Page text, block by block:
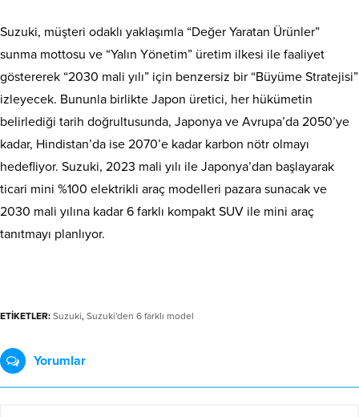
Suzuki, müşteri odaklı yaklaşımla “Değer Yaratan Ürünler”
sunma mottosu ve “Yalın Yönetim” üretim ilkesi ile faaliyet
göstererek “2030 mali yılı” için benzersiz bir “Büyüme Stratejisi”
izleyecek. Bununla birlikte Japon üretici, her hükümetin
belirlediği tarih doğrultusunda, Japonya ve Avrupa’da 2050’ye
kadar, Hindistan’da ise 2070’e kadar karbon nötr olmayı
hedefliyor. Suzuki, 2023 mali yılı ile Japonya’dan başlayarak
ticari mini %100 elektrikli araç modelleri pazara sunacak ve
2030 mali yılına kadar 6 farklı kompakt SUV ile mini araç
tanıtmayı planlıyor.
ETİKETLER: Suzuki, Suzuki'den 6 farklı model
Yorumlar